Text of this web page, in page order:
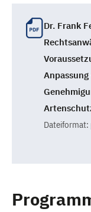
Dr. Frank
Dateiformat: